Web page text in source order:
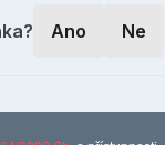
Ano Ne